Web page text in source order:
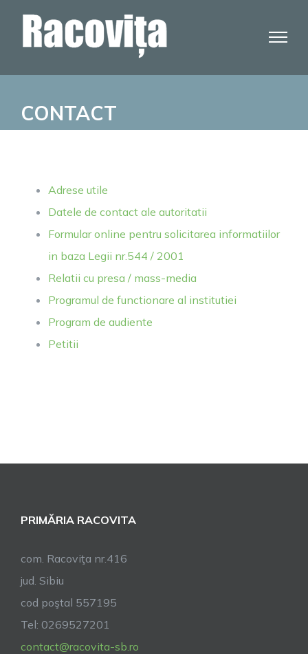
CONTACT
Adrese utile
Datele de contact ale autoritatii
Formular online pentru solicitarea informatiilor
in baza Legii nr.544 / 2001
Relatii cu presa / mass-media
Programul de functionare al institutiei
Program de audiente
Petitii
PRIMĂRIA RACOVITA
com. Racoviţa nr.416
jud. Sibiu
cod poştal 557195
Tel: 0269527201
contact@racovita-sb.ro